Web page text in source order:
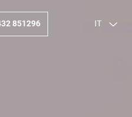
851296 IT